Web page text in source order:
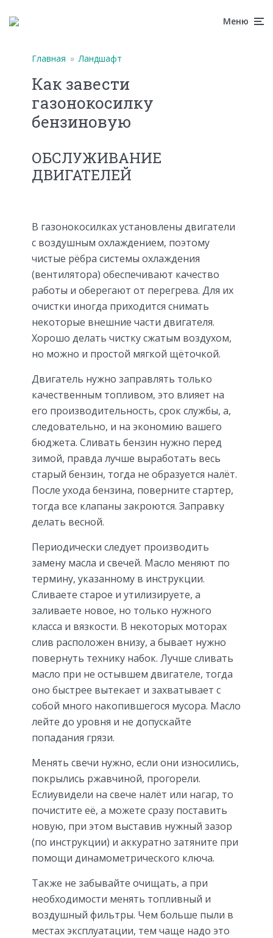
Меню
Главная » Ландшафт
Как завести
газонокосилку
бензиновую
ОБСЛУЖИВАНИЕ
ДВИГАТЕЛЕЙ
В газонокосилках установлены двигатели
с воздушным охлаждением, поэтому
чистые рёбра системы охлаждения
(вентилятора) обеспечивают качество
работы и оберегают от перегрева. Для их
очистки иногда приходится снимать
некоторые внешние части двигателя.
Хорошо делать чистку сжатым воздухом,
но можно и простой мягкой щёточкой.
Двигатель нужно заправлять только
качественным топливом, это влияет на
его производительность, срок службы, а,
следовательно, и на экономию вашего
бюджета. Сливать бензин нужно перед
зимой, правда лучше выработать весь
старый бензин, тогда не образуется налёт.
После ухода бензина, поверните стартер,
тогда все клапаны закроются. Заправку
делать весной.
Периодически следует производить
замену масла и свечей. Масло меняют по
термину, указанному в инструкции.
Сливаете старое и утилизируете, а
заливаете новое, но только нужного
класса и вязкости. В некоторых моторах
слив расположен внизу, а бывает нужно
повернуть технику набок. Лучше сливать
масло при не остывшем двигателе, тогда
оно быстрее вытекает и захватывает с
собой много накопившегося мусора. Масло
лейте до уровня и не допускайте
попадания грязи.
Менять свечи нужно, если они износились,
покрылись ржавчиной, прогорели.
Еслиувидели на свече налёт или нагар, то
почистите её, а можете сразу поставить
новую, при этом выставив нужный зазор
(по инструкции) и аккуратно затяните при
помощи динамометрического ключа.
Также не забывайте очищать, а при
необходимости менять топливный и
воздушный фильтры. Чем больше пыли в
местах эксплуатации, тем чаще надо это